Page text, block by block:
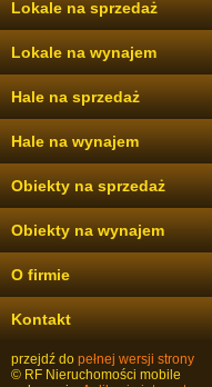
Lokale na sprzedaż
Lokale na wynajem
Hale na sprzedaż
Hale na wynajem
Obiekty na sprzedaż
Obiekty na wynajem
O firmie
Kontakt
przejdź do pełnej wersji strony
© RF Nieruchomości mobile